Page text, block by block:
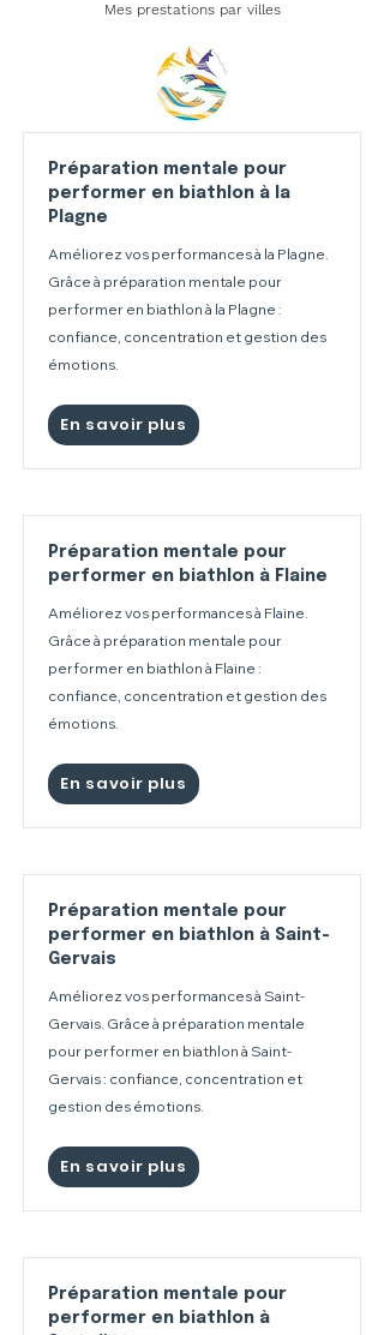
Mes prestations par villes
Préparation mentale pour
performer en biathlon à la
Plagne
Améliorez vos performances à la Plagne.
Grâce à préparation mentale pour
performer en biathlon à la Plagne :
confiance, concentration et gestion des
émotions.
En savoir plus
Préparation mentale pour
performer en biathlon à Flaine
Améliorez vos performances à Flaine.
Grâce à préparation mentale pour
performer en biathlon à Flaine :
confiance, concentration et gestion des
émotions.
En savoir plus
Préparation mentale pour
performer en biathlon à Saint-
Gervais
Améliorez vos performances à Saint-
Gervais. Grâce à préparation mentale
pour performer en biathlon à Saint-
Gervais : confiance, concentration et
gestion des émotions.
En savoir plus
Préparation mentale pour
performer en biathlon à